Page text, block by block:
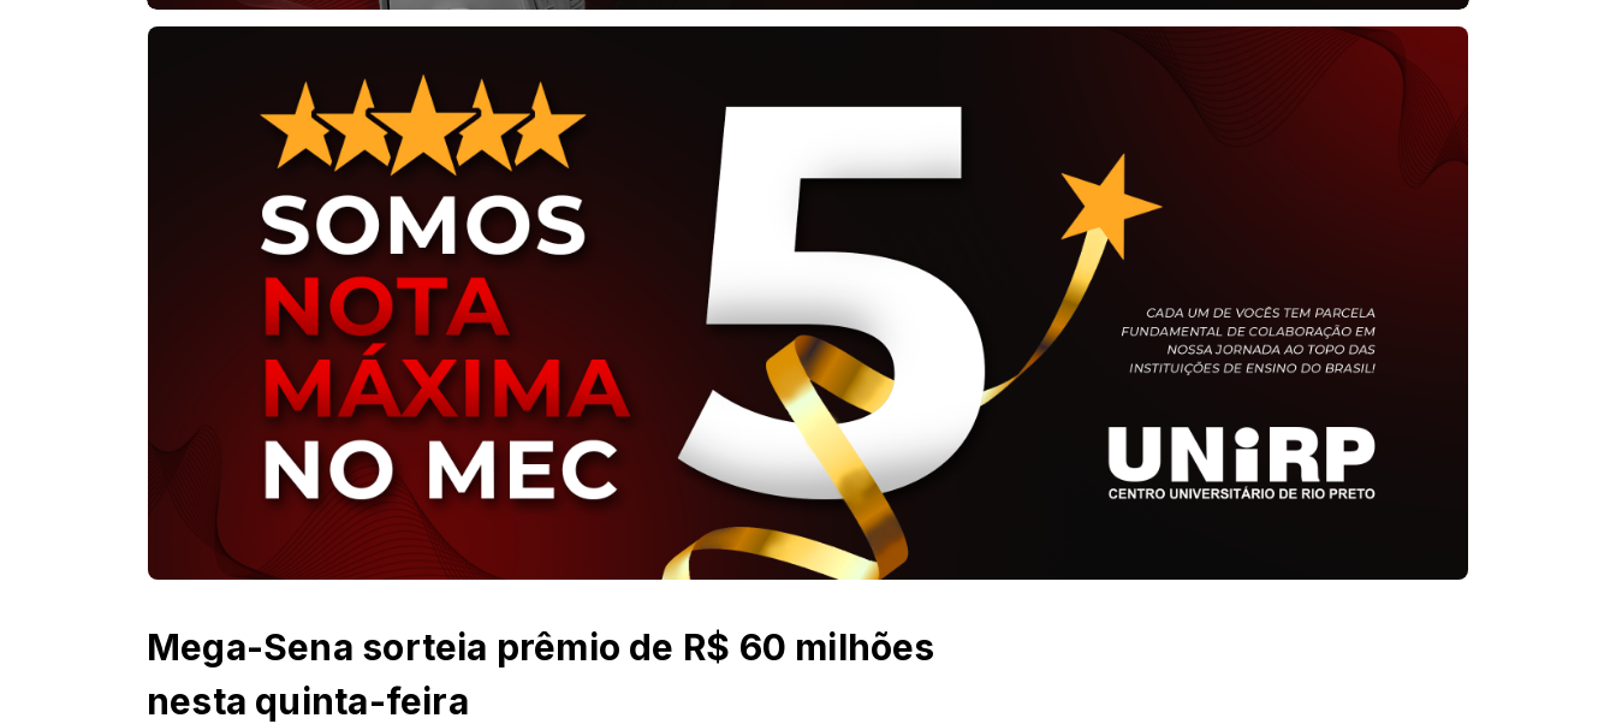
Mega-Sena sorteia prêmio de R$ 60 milhões
nesta quinta-feira